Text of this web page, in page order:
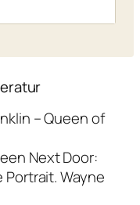
– Queen of
Next Door:
Portrait. Wayne